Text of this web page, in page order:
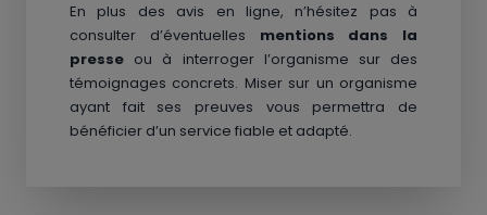
En plus des avis en ligne, n’hésitez pas à
consulter d’éventuelles mentions dans la
presse ou à interroger l’organisme sur des
témoignages concrets. Miser sur un organisme
ayant fait ses preuves vous permettra de
bénéficier d’un service fiable et adapté.